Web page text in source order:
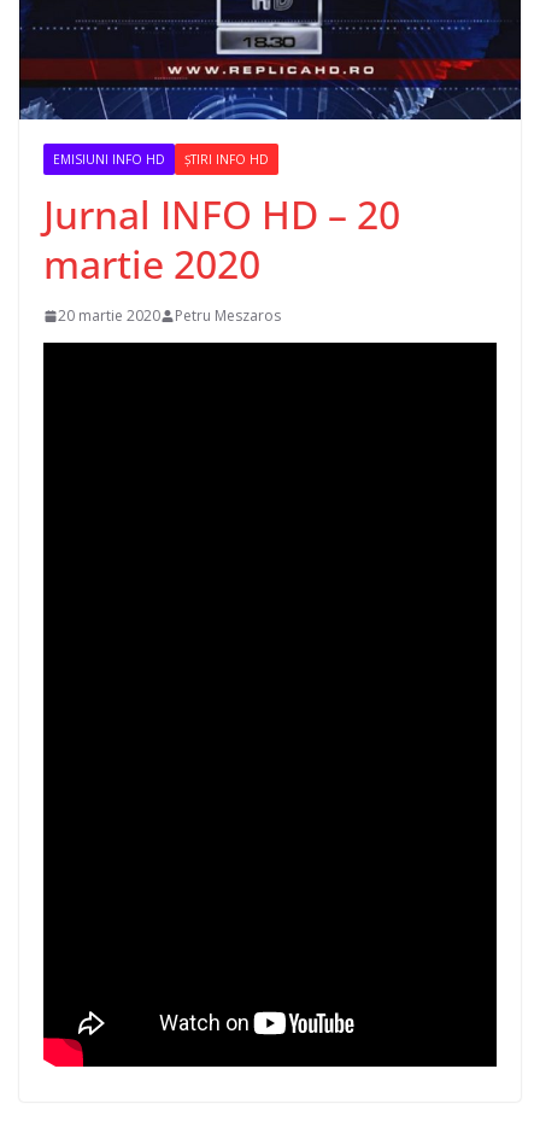
EMISIUNI INFO HD ȘTIRI INFO HD
Jurnal INFO HD – 20
martie 2020
20 martie 2020 Petru Meszaros